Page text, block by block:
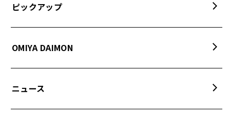
ピックアップ
OMIYA DAIMON
ニュース